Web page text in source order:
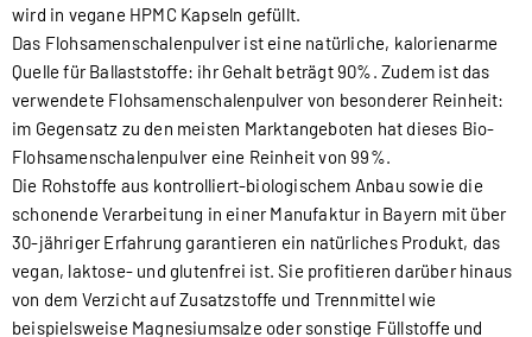
wird in vegane HPMC Kapseln gefüllt.
Das Flohsamenschalenpulver ist eine natürliche, kalorienarme
Quelle für Ballaststoffe: ihr Gehalt beträgt 90%. Zudem ist das
verwendete Flohsamenschalenpulver von besonderer Reinheit:
im Gegensatz zu den meisten Marktangeboten hat dieses Bio-
Flohsamenschalenpulver eine Reinheit von 99%.
Die Rohstoffe aus kontrolliert-biologischem Anbau sowie die
schonende Verarbeitung in einer Manufaktur in Bayern mit über
30-jähriger Erfahrung garantieren ein natürliches Produkt, das
vegan, laktose- und glutenfrei ist. Sie profitieren darüber hinaus
von dem Verzicht auf Zusatzstoffe und Trennmittel wie
beispielsweise Magnesiumsalze oder sonstige Füllstoffe und